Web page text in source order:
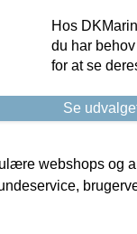
Hos
du har
for at se
Se
webshops og